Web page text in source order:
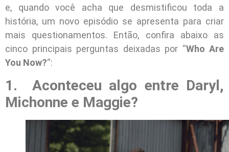
e, quando você acha que desmistificou toda a
história, um novo episódio se apresenta para criar
mais questionamentos. Então, confira abaixo as
cinco principais perguntas deixadas por “Who Are
You Now?“:
1. Aconteceu algo entre Daryl,
Michonne e Maggie?